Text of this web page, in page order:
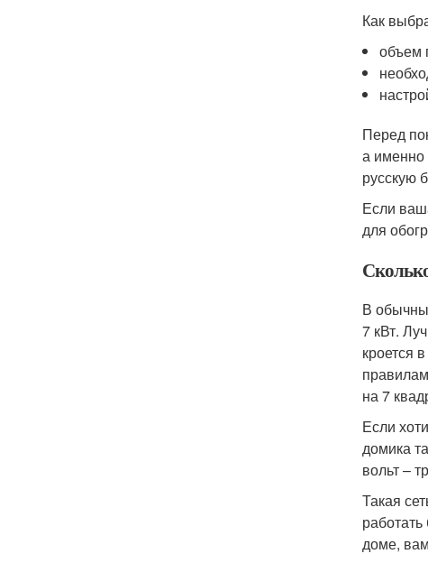
Как
объем
Перед
а именно
русскую
Если
для
В
7 кВт.
кроется
на 7
Если
домика
вольт –
Такая
доме,